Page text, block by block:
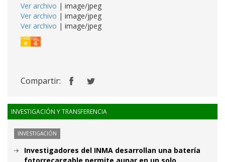
Ver archivo | image/jpeg
Ver archivo | image/jpeg
Ver archivo | image/jpeg
Compartir:
INVESTIGACIÓN Y TRANSFERENCIA
INVESTIGACIÓN
Investigadores del INMA desarrollan una batería